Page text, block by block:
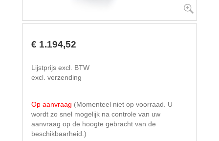
€ 1.194,52
Lijstprijs excl. BTW
excl. verzending
Op aanvraag (Momenteel niet op voorraad. U
wordt zo snel mogelijk na controle van uw
aanvraag op de hoogte gebracht van de
beschikbaarheid.)